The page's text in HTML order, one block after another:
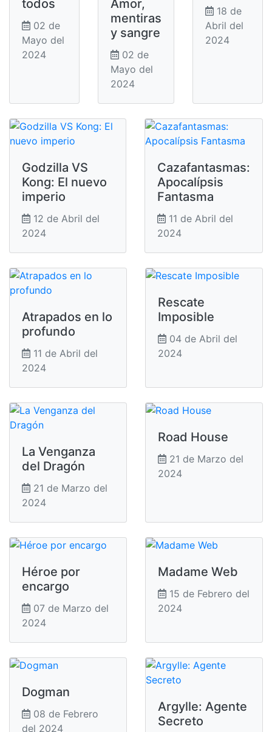
todos
02 de
Mayo del
2024
Amor,
mentiras
y sangre
02 de
Mayo del
2024
18 de
Abril del
2024
Godzilla VS
Kong: El nuevo
imperio
12 de Abril del
2024
Cazafantasmas:
Apocalípsis
Fantasma
11 de Abril del
2024
Atrapados en lo
profundo
11 de Abril del
2024
Rescate
Imposible
04 de Abril del
2024
La Venganza
del Dragón
21 de Marzo del
2024
Road House
21 de Marzo del
2024
Héroe por
encargo
07 de Marzo del
2024
Madame Web
15 de Febrero del
2024
Dogman
08 de Febrero
del 2024
Argylle: Agente
Secreto